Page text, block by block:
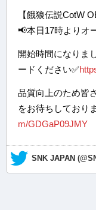
【餓狼伝説CotW
📢本日17時よりオ
開始時間になりま
ードください✅
品質向上のため皆
をお待ちしており
m/GDGaP09JMY
— SNK JAPAN